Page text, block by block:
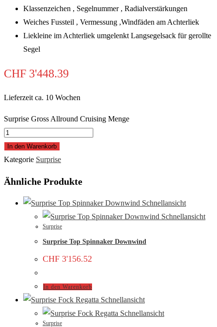
Klassenzeichen , Segelnummer , Radialverstärkungen
Weiches Fussteil , Vermessung ,Windfäden am Achterliek
Liekleine im Achterliek umgelenkt Langsegelsack für gerollte
Segel
CHF 3'448.39
Lieferzeit ca. 10 Wochen
Surprise Gross Allround Cruising Menge
In den Warenkorb
Kategorie Surprise
Ähnliche Produkte
Schnellansicht
Schnellansicht
Surprise
Surprise Top Spinnaker Downwind
CHF 3'156.52
In den Warenkorb
Schnellansicht
Schnellansicht
Surprise